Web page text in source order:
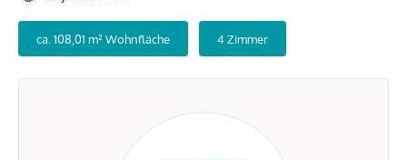
ca. 108,01 m² Wohnfläche 4 Zimmer